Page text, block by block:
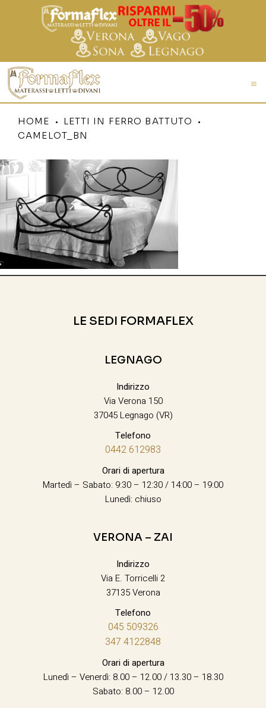
HOME
LETTI IN FERRO BATTUTO
CAMELOT_BN
LE SEDI FORMAFLEX
LEGNAGO
Indirizzo
Via Verona 150
37045 Legnago (VR)
Telefono
0442 612983
Orari di apertura
Martedì – Sabato: 9:30 – 12:30 / 14:00 – 19:00
Lunedì: chiuso
VERONA – ZAI
Indirizzo
Via E. Torricelli 2
37135 Verona
Telefono
045 509326
347 4122848
Orari di apertura
Lunedì – Venerdì: 8.00 – 12.00 / 13.30 – 18.30
Sabato: 8.00 – 12.00